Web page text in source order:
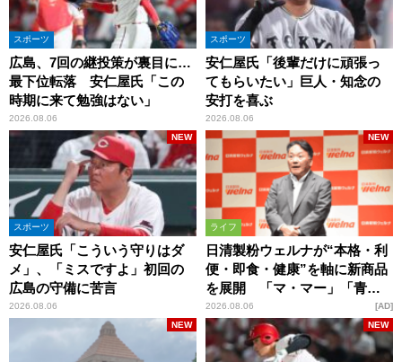
スポーツ
広島、7回の継投策が裏目に…
最下位転落 安仁屋氏「この
時期に来て勉強はない」
2026.08.06
スポーツ
安仁屋氏「後輩だけに頑張っ
てもらいたい」巨人・知念の
安打を喜ぶ
2026.08.06
スポーツ
安仁屋氏「こういう守りはダ
メ」、「ミスですよ」初回の
広島の守備に苦言
2026.08.06
NEW
ライフ
日清製粉ウェルナが“本格・利
便・即食・健康”を軸に新商品
を展開 「マ・マー」「青の
洞窟」ブランドを強化
2026.08.06
NEW
AD
NEW NEW